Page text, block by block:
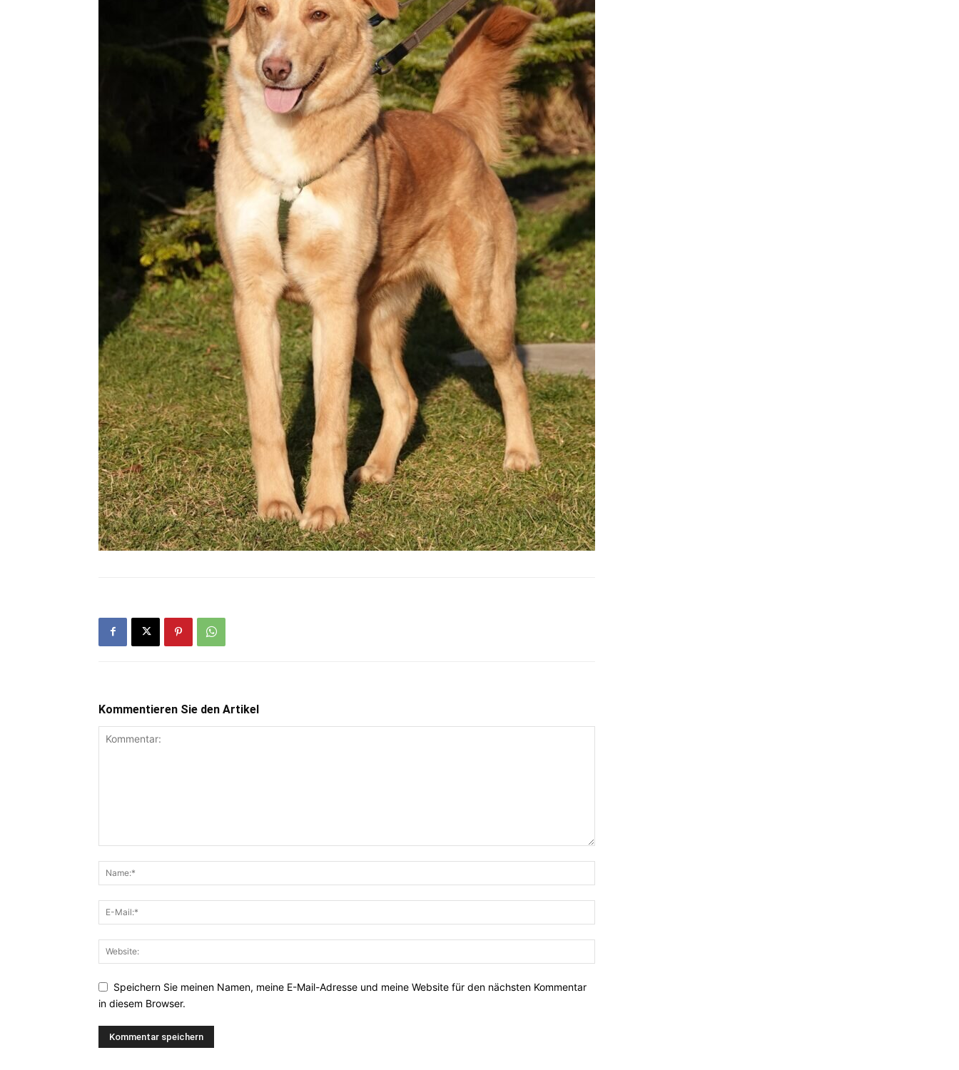
Kommentieren Sie den Artikel
Speichern Sie meinen Namen, meine E-Mail-Adresse und meine Website für den nächsten Kommentar
in diesem Browser.